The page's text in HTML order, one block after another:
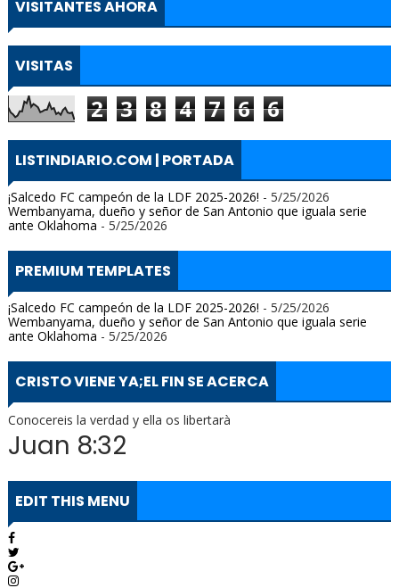
VISITANTES AHORA
VISITAS
2 3 8 4 7 6 6
LISTINDIARIO.COM | PORTADA
¡Salcedo FC campeón de la LDF 2025-2026! - 5/25/2026
Wembanyama, dueño y señor de San Antonio que iguala serie
ante Oklahoma - 5/25/2026
PREMIUM TEMPLATES
¡Salcedo FC campeón de la LDF 2025-2026! - 5/25/2026
Wembanyama, dueño y señor de San Antonio que iguala serie
ante Oklahoma - 5/25/2026
CRISTO VIENE YA;EL FIN SE ACERCA
Conocereis la verdad y ella os libertarà
Juan 8:32
EDIT THIS MENU